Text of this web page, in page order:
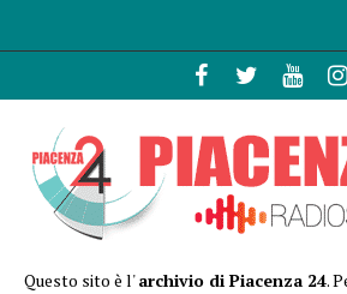
Questo sito è l'archivio di Piacenza 24.